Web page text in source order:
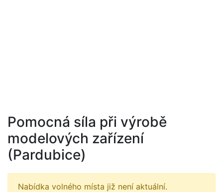
Pomocná síla při výrobě
modelových zařízení
(Pardubice)
Nabídka volného místa již není aktuální.